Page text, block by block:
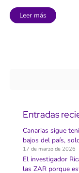
Publicaciones:
La
Leer más
Entradas
Canarias sigue
bajos del país,
17 de marzo de 2026
El investigador
las ZAR porque